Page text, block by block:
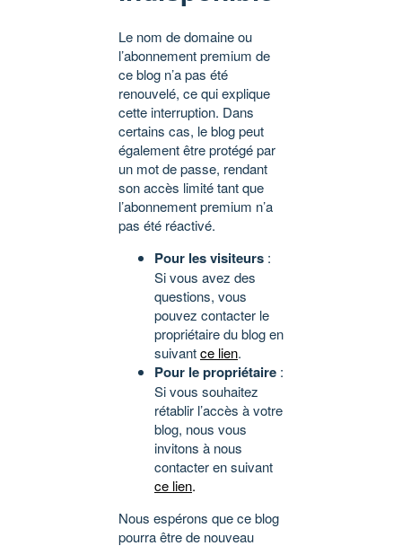
Le nom de domaine ou
l’abonnement premium de
ce blog n’a pas été
renouvelé, ce qui explique
cette interruption. Dans
certains cas, le blog peut
également être protégé par
un mot de passe, rendant
son accès limité tant que
l’abonnement premium n’a
pas été réactivé.
Pour les visiteurs :
Si vous avez des
questions, vous
pouvez contacter le
propriétaire du blog en
suivantce lien.
Pour le propriétaire :
Si vous souhaitez
rétablir l’accès à votre
blog, nous vous
invitons à nous
contacter en suivant
ce lien.
Nous espérons que ce blog
pourra être de nouveau